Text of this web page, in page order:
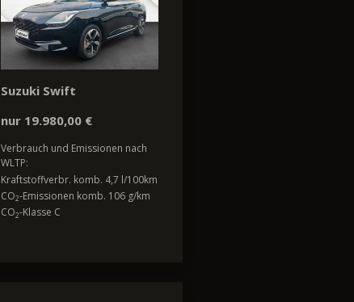
Suzuki Swift
nur 19.980,00 €
Verbrauch und Emissionen nach
WLTP:
Kraftstoffverbr. komb. 4,7 l/100km
CO2-Emissionen komb. 106 g/km
CO2-Klasse C